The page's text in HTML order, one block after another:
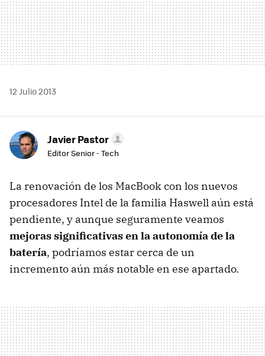
12 Julio 2013
Javier Pastor
Editor Senior - Tech
La renovación de los MacBook con los nuevos
procesadores Intel de la familia Haswell aún está
pendiente, y aunque seguramente veamos
mejoras significativas en la autonomía de la
batería, podríamos estar cerca de un
incremento aún más notable en ese apartado.